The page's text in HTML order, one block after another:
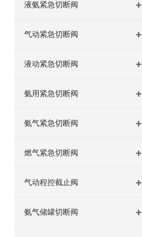
液氨紧急切断阀
气动紧急切断阀
液动紧急切断阀
氨用紧急切断阀
氨气紧急切断阀
燃气紧急切断阀
气动程控截止阀
氨气储罐切断阀